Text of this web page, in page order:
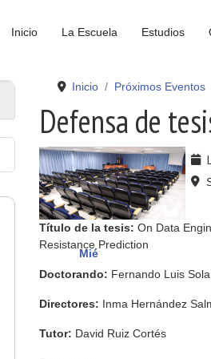
Inicio La Escuela Estudios
Mié
Inicio Próximos Eventos
Defensa de
Título de la tesis: On Data
Resistance Prediction
Doctorando: Fernando Luis
Directores: Inma Hernández
Tutor: David Ruiz Cortés